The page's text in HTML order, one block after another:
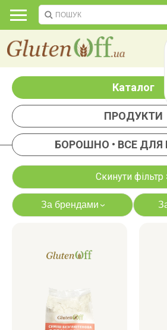
Каталог
ПРОДУКТИ
БОРОШНО • ВСЕ ДЛЯ
Скинути фільтр
За брендами›
казеїну
білку